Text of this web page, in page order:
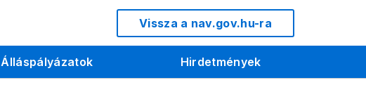
Vissza a nav.gov.hu-ra
Álláspályázatok Hirdetmények